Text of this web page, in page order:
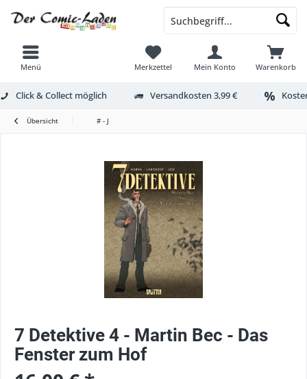
Menü Warenkorb
Merkzettel Mein Konto
Click & Collect möglich Versandkosten 3,99 €
Übersicht # - J
7 Detektive 4 - Martin Bec - Das
Fenster zum Hof